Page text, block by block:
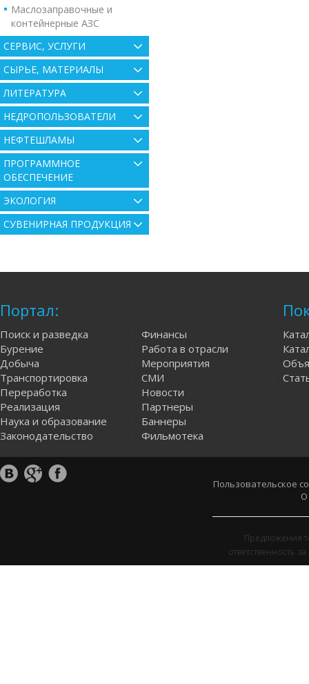
Маслозаправочные и
контейнерные АЗС
СЕРВИС, УСЛУГИ
СЫРЬЕ, МАТЕРИАЛЫ
ЛИТЕРАТУРА
НЕДРОПОЛЬЗОВАТЕЛИ
НЕФТЕШЛАМЫ
ПРОГРАММНОЕ
ОБЕСПЕЧЕНИЕ
ЭКОЛОГИЯ
СУВЕНИРНАЯ ПРОДУКЦИЯ
Портал:
Поиск и разведка
Бурение
Добыча
Транспортировка
Переработка
Реализация
Наука и образование
Законодательство
Финансы
Работа в отрасли
Мероприятия
СМИ
Новости
Партнеры
Баннеры
Фильмотека
Пользовательское
О
Предложения
ответственность